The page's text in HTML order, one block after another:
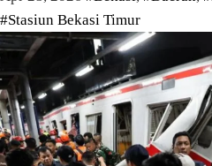
#Stasiun Bekasi Timur